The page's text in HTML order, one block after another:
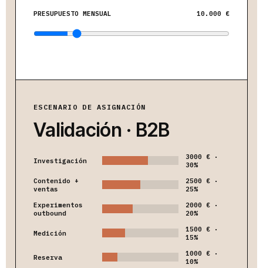
PRESUPUESTO MENSUAL 10.000 €
ESCENARIO DE ASIGNACIÓN
Validación · B2B
Investigación
3000 € ·
30%
Contenido +
ventas
2500 € ·
25%
Experimentos
outbound
2000 € ·
20%
Medición
1500 € ·
15%
Reserva
1000 € ·
10%